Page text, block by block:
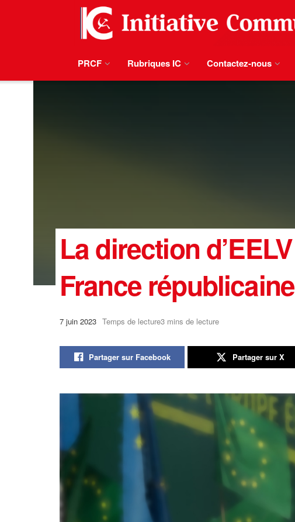
PRCF Rubriques IC Contactez-nous
La direction
France
7 juin 2023 Temps de lecture3 mins de lecture
Partager sur Facebook Partager sur X